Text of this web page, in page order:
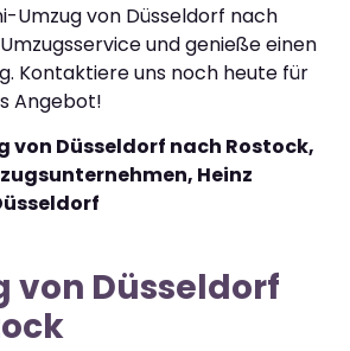
Umzug von Düsseldorf nach
und genieße einen
Kontaktiere uns noch heute für
Angebot!
von Düsseldorf nach Rostock,
Heinz
von Düsseldorf